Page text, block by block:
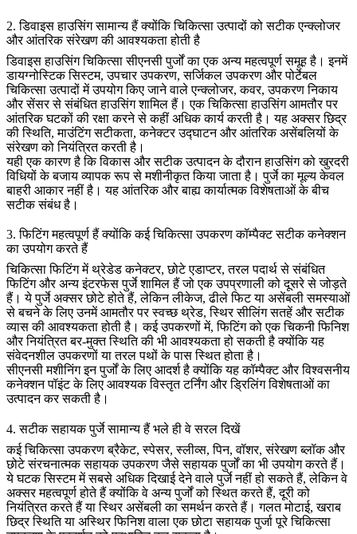
2. डिवाइस हाउसिंग सामान्य हैं क्योंकि चिकित्सा उत्पादों को सटीक एन्क्लोजर
और आंतरिक संरेखण की आवश्यकता होती है
डिवाइस हाउसिंग चिकित्सा सीएनसी पुर्जों का एक अन्य महत्वपूर्ण समूह है। इनमें
डायग्नोस्टिक सिस्टम, उपचार उपकरण, सर्जिकल उपकरण और पोर्टेबल
चिकित्सा उत्पादों में उपयोग किए जाने वाले एन्क्लोजर, कवर, उपकरण निकाय
और सेंसर से संबंधित हाउसिंग शामिल हैं। एक चिकित्सा हाउसिंग आमतौर पर
आंतरिक घटकों की रक्षा करने से कहीं अधिक कार्य करती है। यह अक्सर छिद्र
की स्थिति, माउंटिंग सटीकता, कनेक्टर उद्घाटन और आंतरिक असेंबलियों के
संरेखण को नियंत्रित करती है।
यही एक कारण है कि विकास और सटीक उत्पादन के दौरान हाउसिंग को खुरदरी
विधियों के बजाय व्यापक रूप से मशीनीकृत किया जाता है। पुर्जे का मूल्य केवल
बाहरी आकार नहीं है। यह आंतरिक और बाह्य कार्यात्मक विशेषताओं के बीच
सटीक संबंध है।
3. फिटिंग महत्वपूर्ण हैं क्योंकि कई चिकित्सा उपकरण कॉम्पैक्ट सटीक कनेक्शन
का उपयोग करते हैं
चिकित्सा फिटिंग में थ्रेडेड कनेक्टर, छोटे एडाप्टर, तरल पदार्थ से संबंधित
फिटिंग और अन्य इंटरफेस पुर्जे शामिल हैं जो एक उपप्रणाली को दूसरे से जोड़ते
हैं। ये पुर्जे अक्सर छोटे होते हैं, लेकिन लीकेज, ढीले फिट या असेंबली समस्याओं
से बचने के लिए उनमें आमतौर पर स्वच्छ थ्रेड, स्थिर सीलिंग सतहें और सटीक
व्यास की आवश्यकता होती है। कई उपकरणों में, फिटिंग को एक चिकनी फिनिश
और नियंत्रित बर-मुक्त स्थिति की भी आवश्यकता हो सकती है क्योंकि यह
संवेदनशील उपकरणों या तरल पथों के पास स्थित होता है।
सीएनसी मशीनिंग इन पुर्जों के लिए आदर्श है क्योंकि यह कॉम्पैक्ट और विश्वसनीय
कनेक्शन पॉइंट के लिए आवश्यक विस्तृत टर्निंग और ड्रिलिंग विशेषताओं का
उत्पादन कर सकती है।
4. सटीक सहायक पुर्जे सामान्य हैं भले ही वे सरल दिखें
कई चिकित्सा उपकरण ब्रैकेट, स्पेसर, स्लीव्स, पिन, वॉशर, संरेखण ब्लॉक और
छोटे संरचनात्मक सहायक उपकरण जैसे सहायक पुर्जों का भी उपयोग करते हैं।
ये घटक सिस्टम में सबसे अधिक दिखाई देने वाले पुर्जे नहीं हो सकते हैं, लेकिन वे
अक्सर महत्वपूर्ण होते हैं क्योंकि वे अन्य पुर्जों को स्थित करते हैं, दूरी को
नियंत्रित करते हैं या स्थिर असेंबली का समर्थन करते हैं। गलत मोटाई, खराब
छिद्र स्थिति या अस्थिर फिनिश वाला एक छोटा सहायक पुर्जा पूरे चिकित्सा